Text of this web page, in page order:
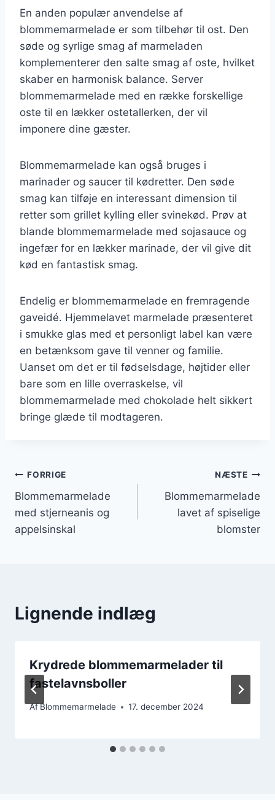
En anden populær anvendelse af
blommemarmelade er som tilbehør til ost. Den
søde og syrlige smag af marmeladen
komplementerer den salte smag af oste, hvilket
skaber en harmonisk balance. Server
blommemarmelade med en række forskellige
oste til en lækker ostetallerken, der vil
imponere dine gæster.
Blommemarmelade kan også bruges i
marinader og saucer til kødretter. Den søde
smag kan tilføje en interessant dimension til
retter som grillet kylling eller svinekød. Prøv at
blande blommemarmelade med sojasauce og
ingefær for en lækker marinade, der vil give dit
kød en fantastisk smag.
Endelig er blommemarmelade en fremragende
gaveidé. Hjemmelavet marmelade præsenteret
i smukke glas med et personligt label kan være
en betænksom gave til venner og familie.
Uanset om det er til fødselsdage, højtider eller
bare som en lille overraskelse, vil
blommemarmelade med chokolade helt sikkert
bringe glæde til modtageren.
Indlægsnavigation
FORRIGE
Blommemarmelade
med stjerneanis og
appelsinskal
NÆSTE
Blommemarmelade
lavet af spiselige
blomster
Lignende indlæg
Krydrede blommemarmelader til
fastelavnsboller
AfBlommemarmelade 17. december 2024